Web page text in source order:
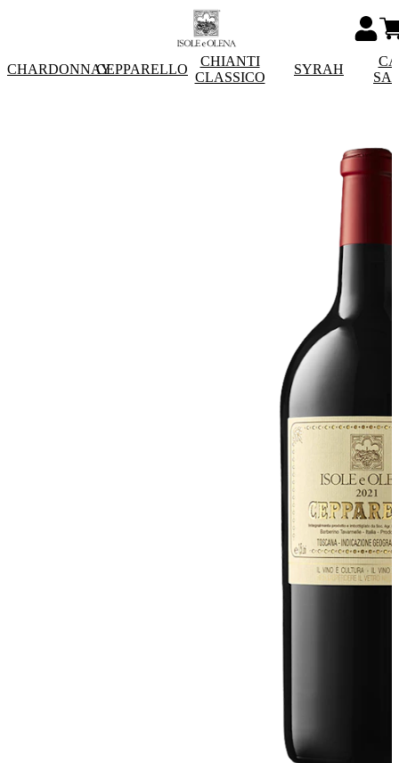
CHARDONNAYCEPPARELLO
CHIANTI
CLASSICO
SYRAH